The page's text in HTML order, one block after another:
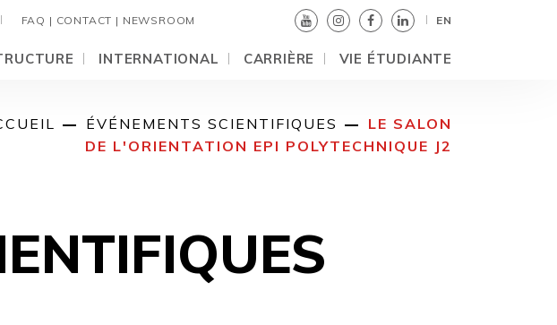
FAQ | CONTACT | NEWSROOM EN
INTERNATIONAL CARRIÈRE VIE ÉTUDIANTE
ÉVÉNEMENTS SCIENTIFIQUES
LE SALON
DE L'ORIENTATION EPI POLYTECHNIQUE J2